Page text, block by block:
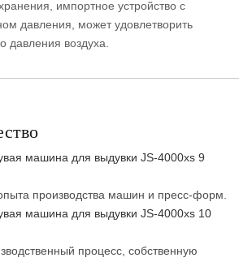
импортное устройство с
давления, может удовлетворить
давления воздуха.
производства машин и пресс-форм.
процесс, собственную